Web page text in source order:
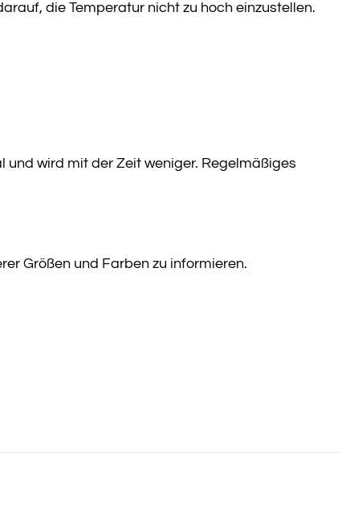
die Temperatur nicht zu hoch einzustellen.
und wird mit der Zeit weniger. Regelmäßiges
Größen und Farben zu informieren.